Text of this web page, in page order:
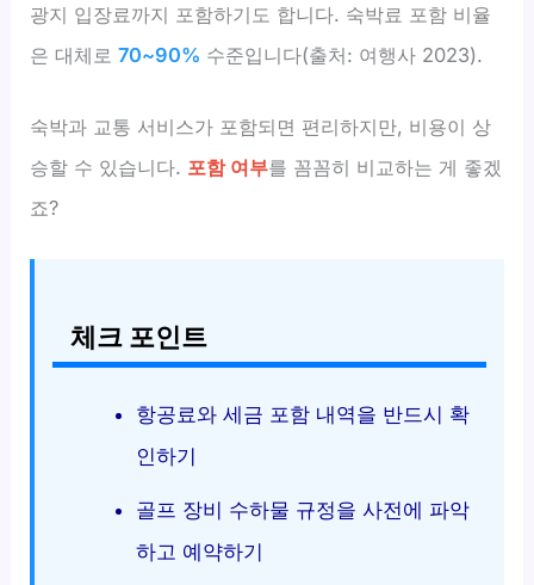
광지 입장료까지 포함하기도 합니다. 숙박료 포함 비율
은 대체로70~90% 수준입니다(출처: 여행사 2023).
숙박과 교통 서비스가 포함되면 편리하지만, 비용이 상
승할 수 있습니다. 포함 여부를 꼼꼼히 비교하는 게 좋겠
죠?
체크 포인트
항공료와 세금 포함 내역을 반드시 확
인하기
골프 장비 수하물 규정을 사전에 파악
하고 예약하기